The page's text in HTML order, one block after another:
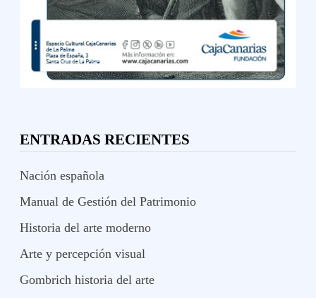
ENTRADAS RECIENTES
Nación española
Manual de Gestión del Patrimonio
Historia del arte moderno
Arte y percepción visual
Gombrich historia del arte